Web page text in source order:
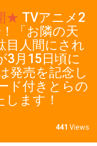
★ TVアニメ2
「お隣の天
目人間にされ
3月15日頃に
発売を記念し
ド付きとらの
ます！
441 Views